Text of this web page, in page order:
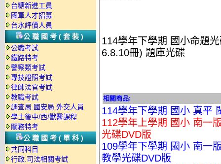
台糖新進工員
國軍人才招募
台水評價人員
公職國考(套裝)
公職考試
鐵路特考
警察類考試
專技證照考試
律師法官考試
教職考試
調查局.國安局.外交人員
學士後中/西/獸醫課程
關務特考
公職國考(單科)
共同科目
行政.司法相關考試
114學年下學期 國小命題
6.8.10冊) 題庫光碟
相關商品:
114學年下學期 國小 真平
112學年上學期 國小 南一
光碟DVD版
109學年下學期 國小 南一
教學光碟DVD版